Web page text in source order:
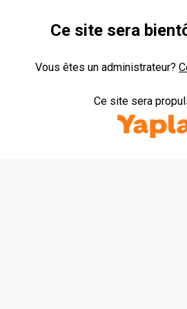
Ce site sera
Vous êtes un administrateur?
Ce site sera